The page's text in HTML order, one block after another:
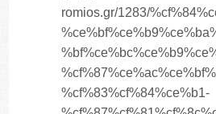
romios.gr/1283/
%cf%83%cf%84%ce%b1-